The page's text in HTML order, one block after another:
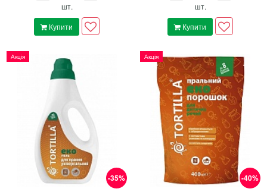
шт.
Купити
шт.
Купити
-35%
Акція
-40%
Акція